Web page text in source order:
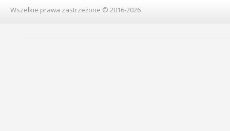
Wszelkie prawa zastrzeżone © 2016-2026